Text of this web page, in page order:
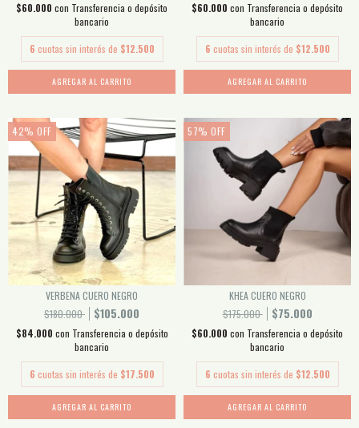
$60.000 con Transferencia o depósito
bancario
6 cuotas sin interés de $12.500
AGREGAR AL CARRITO
$60.000 con Transferencia o depósito
bancario
6 cuotas sin interés de $12.500
AGREGAR AL CARRITO
42% OFF
VERBENA CUERO NEGRO
$180.000
$105.000
$84.000 con Transferencia o depósito
bancario
6 cuotas sin interés de $17.500
AGREGAR AL CARRITO
57% OFF
KHEA CUERO NEGRO
$175.000
$75.000
$60.000 con Transferencia o depósito
bancario
6 cuotas sin interés de $12.500
AGREGAR AL CARRITO